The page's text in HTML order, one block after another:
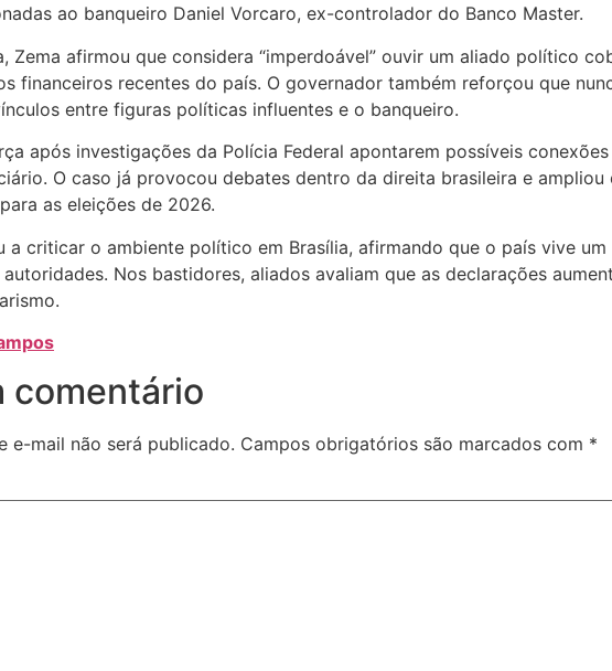
ao banqueiro Daniel Vorcaro, ex-controlador do Banco Master.
Zema afirmou que considera “imperdoável” ouvir um aliado político
financeiros recentes do país. O governador também reforçou que
entre figuras políticas influentes e o banqueiro.
após investigações da Polícia Federal apontarem possíveis
O caso já provocou debates dentro da direita brasileira e
as eleições de 2026.
a criticar o ambiente político em Brasília, afirmando que o país vive
Nos bastidores, aliados avaliam que as declarações
s
comentário
e-mail não será publicado. Campos obrigatórios são marcados com *